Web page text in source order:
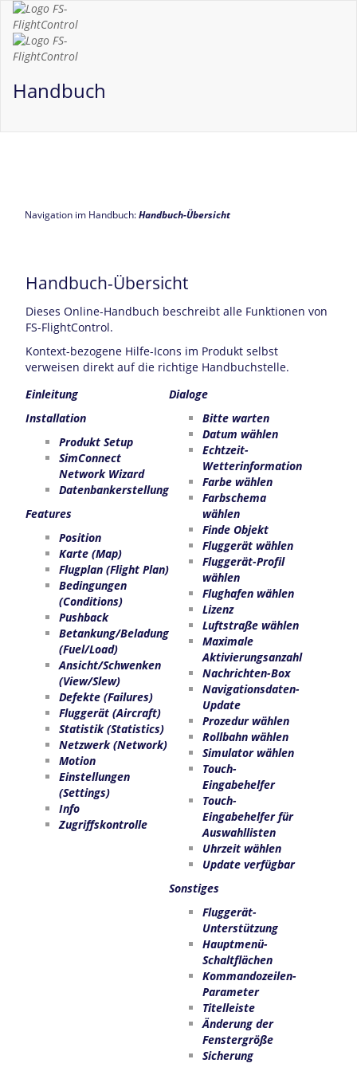
Handbuch
Navigation im Handbuch:Handbuch-Übersicht
Handbuch-Übersicht
Dieses Online-Handbuch beschreibt alle Funktionen von
FS-FlightControl.
Kontext-bezogene Hilfe-Icons im Produkt selbst
verweisen direkt auf die richtige Handbuchstelle.
Einleitung
Installation
Produkt Setup
SimConnect
Network Wizard
Datenbankerstellung
Features
Position
Karte (Map)
Flugplan (Flight Plan)
Bedingungen
(Conditions)
Pushback
Betankung/Beladung
(Fuel/Load)
Ansicht/Schwenken
(View/Slew)
Defekte (Failures)
Fluggerät (Aircraft)
Statistik (Statistics)
Netzwerk (Network)
Motion
Einstellungen
(Settings)
Info
Zugriffskontrolle
Dialoge
Bitte warten
Datum wählen
Echtzeit-
Wetterinformation
Farbe wählen
Farbschema
wählen
Finde Objekt
Fluggerät wählen
Fluggerät-Profil
wählen
Flughafen wählen
Lizenz
Luftstraße wählen
Maximale
Aktivierungsanzahl
Nachrichten-Box
Navigationsdaten-
Update
Prozedur wählen
Rollbahn wählen
Simulator wählen
Touch-
Eingabehelfer
Touch-
Eingabehelfer für
Auswahllisten
Uhrzeit wählen
Update verfügbar
Sonstiges
Fluggerät-
Unterstützung
Hauptmenü-
Schaltflächen
Kommandozeilen-
Parameter
Titelleiste
Änderung der
Fenstergröße
Sicherung